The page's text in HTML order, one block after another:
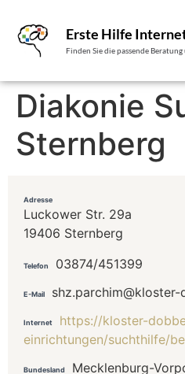
Erste Hilfe
Finden Sie die passende
Diakonie
Sternberg
Adresse
Luckower Str. 29a
19406 Sternberg
Telefon 03874/451399
E-Mail
Internet
https://kloster-
einrichtungen/suchthilfe/
Bundesland Mecklenburg-